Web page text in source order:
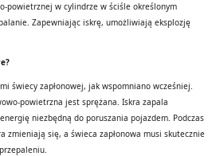
powietrznej w cylindrze w ściśle określonym
Zapewniając iskrę, umożliwiają eksplozję
świecy zapłonowej, jak wspomniano wcześniej.
powietrzna jest sprężana. Iskra zapala
niezbędną do poruszania pojazdem. Podczas
zmieniają się, a świeca zapłonowa musi skutecznie